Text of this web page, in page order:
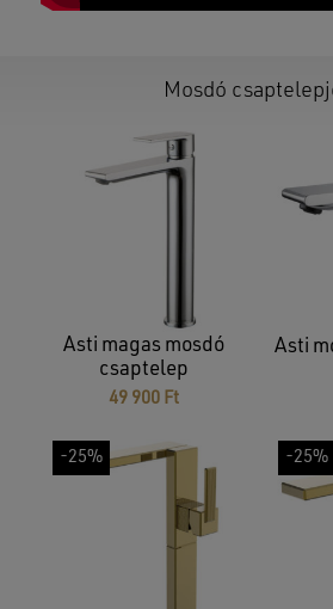
Mosdó
Asti magas mosdó
csaptelep
49 900 Ft
Asti
-25% -25%